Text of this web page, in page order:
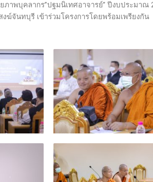
พบุคลากร”ปฐมนิเทศอาจารย์” ปีงบประมา
ฆ์จันทบุรี เข้าร่วมโครงการโดยพร้อมเพรียงกัน